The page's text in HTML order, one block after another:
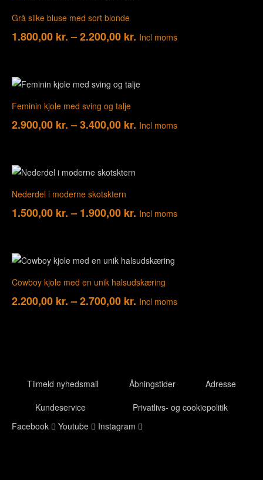
Grå silke bluse med sort blonde
1.800,00 kr. –2.200,00 kr. Prisinterval:
1.800,00 kr.
Incl moms
Feminin kjole med sving og talje
2.900,00 kr. –3.400,00 kr. Prisinterval:
2.900,00 kr.
Incl moms
Nederdel i moderne skotsktern
1.500,00 kr. – 1.900,00 kr. Prisinterval:
1.500,00 kr.
Incl moms
Cowboy kjole med en unik halsudskæring
2.200,00 kr. –2.700,00 kr. Prisinterval:
2.200,00 kr.
Incl moms
Tilmeld nyhedsmail Åbningstider
Adresse
Kundeservice
Privatlivs- og cookiepolitik
Facebook
Youtube Instagram